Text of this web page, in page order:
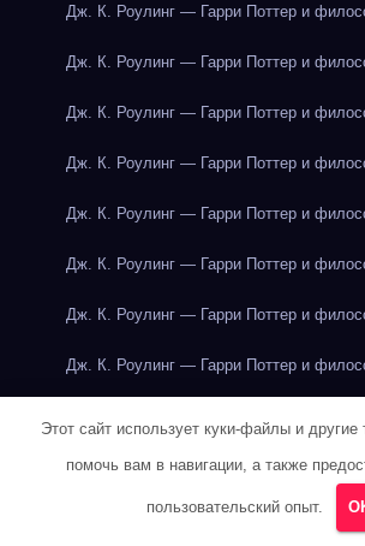
Дж. К. Роулинг — Гарри Поттер и
Дж. К. Роулинг — Гарри Поттер и
Дж. К. Роулинг — Гарри Поттер и
Дж. К. Роулинг — Гарри Поттер и
Дж. К. Роулинг — Гарри Поттер и
Дж. К. Роулинг — Гарри Поттер и
Дж. К. Роулинг — Гарри Поттер и
Дж. К. Роулинг — Гарри Поттер и
Дж. К. Роулинг — Гарри Поттер и
Дж. К. Роулинг — Гарри Поттер и
Этот сайт использует куки-файлы и другие
помочь вам в навигации, а также
пользовательский опыт.